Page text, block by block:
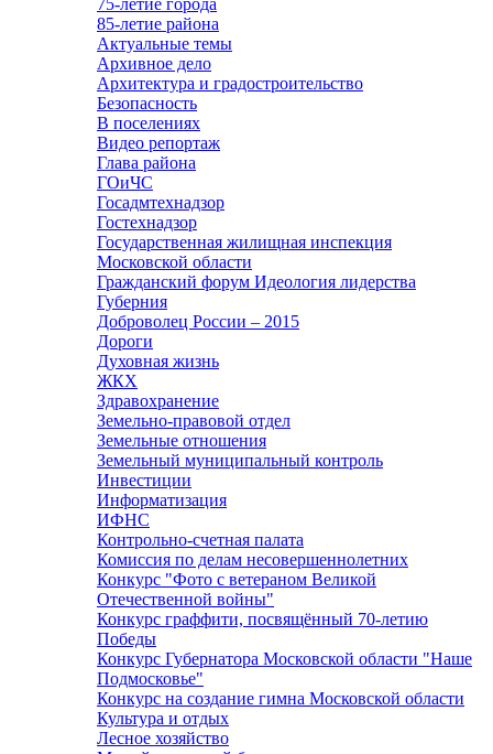
75-летие города
85-летие района
Актуальные темы
Архивное дело
Архитектура и градостроительство
Безопасность
В поселениях
Видео репортаж
Глава района
ГОиЧС
Госадмтехнадзор
Гостехнадзор
Государственная жилищная инспекция
Московской области
Гражданский форум Идеология лидерства
Губерния
Доброволец России – 2015
Дороги
Духовная жизнь
ЖКХ
Здравохранение
Земельно-правовой отдел
Земельные отношения
Земельный муниципальный контроль
Инвестиции
Информатизация
ИФНС
Контрольно-счетная палата
Комиссия по делам несовершеннолетних
Конкурс "Фото с ветераном Великой
Отечественной войны"
Конкурс граффити, посвящённый 70-летию
Победы
Конкурс Губернатора Московской области "Наше
Подмосковье"
Конкурс на создание гимна Московской области
Культура и отдых
Лесное хозяйство